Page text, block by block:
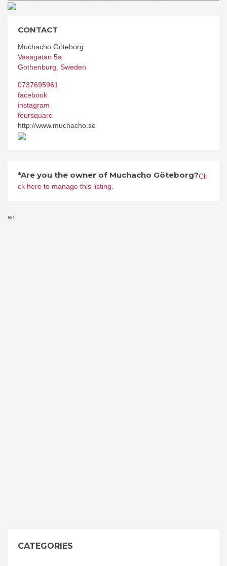
CONTACT
Muchacho Göteborg
Vasagatan 5a
Gothenburg Sweden
0737695961
facebook
instagram
foursquare
http://www.muchacho.se
*Are you the owner of Muchacho Göteborg?Cli
ck here to manage this listing.
ad
CATEGORIES